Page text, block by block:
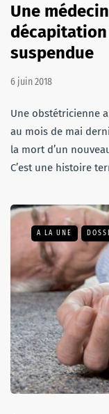
Une
suspendue
6 juin 2018
Une obstétricienne
au mois de mai
la mort d’un
C’est une histoire
A LA UNE